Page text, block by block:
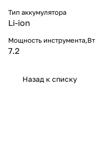
Тип аккумулятора
Li-ion
Мощность инструмента,Вт
7.2
Назад к списку